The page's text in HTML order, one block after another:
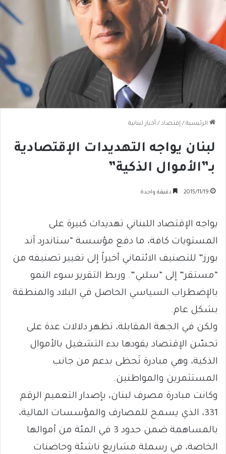
الرئيسية / إقتصاد / أخبار لبنانية
لبنان يواجه التهديدات الإقتصادية
بـ”الأموال الذكية”
2015/11/19 دقيقة واحدة
يواجه الإقتصاد اللبناني تهديدات كبيرة على
المستويات كافة، ما دفع مؤسسة “ستاندرد آند
بورز” للتصنيف الائتماني أخيراً إلى تغيير تصنيفه من
“مستقر” إلى “سلبي”. وربط التقرير سوء النمو
بالإضطراب السياسي الحاصل في البلاد والمنطقة
بشكل عام.
ولكن في الجهة المقابلة، تظهر دلالات عدة على
تحسّن الإقتصاد يقودها بدء التشغيل بالأموال
الذكية، وهي مبادرة تَحظى بدعم من جانب
المستثمرين والمواطنين.
وكانت مبادرة مصرف لبنان، بإصدار التعميم الرقم
331، الذي يسمح للمصارف والمؤسسات المالية،
بالمساهمة ضمن حدود 3 في المئة من أموالها
الخاصة، في رسملة مشاريع ناشئة وحاضنات